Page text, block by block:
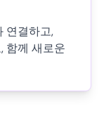
연결하고,
함께 새로운